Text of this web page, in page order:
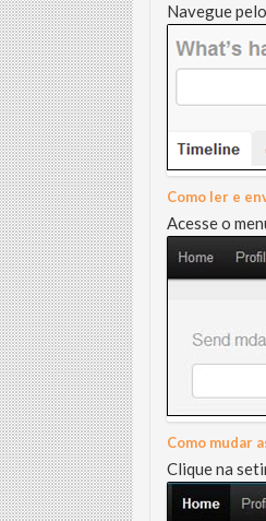
Navegue
Como ler e
Acesse o
Como mudar
Clique na